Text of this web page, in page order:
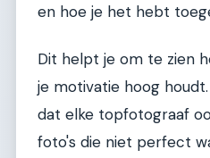
en hoe je het hebt
Dit helpt je om te zien
je motivatie hoog
dat elke topfotograaf
foto's die niet perfect